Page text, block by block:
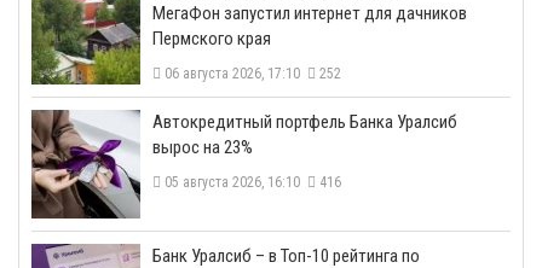
МегаФон запустил интернет для дачников
Пермского края
06 августа 2026, 17:10 252
​Автокредитный портфель Банка Уралсиб
вырос на 23%
05 августа 2026, 16:10 416
​Банк Уралсиб – в Топ-10 рейтинга по